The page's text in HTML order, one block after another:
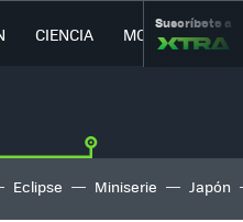
CIENCIA MOVILIDAD
Suscríbete a
Eclipse Miniserie Japón